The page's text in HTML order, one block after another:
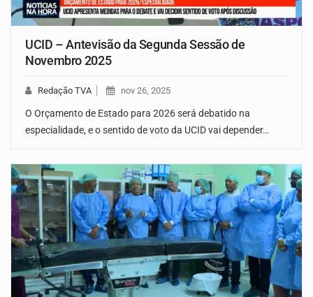
UCID – Antevisão da Segunda Sessão de
Novembro 2025
Redação TVA nov 26, 2025
O Orçamento de Estado para 2026 será debatido na
especialidade, e o sentido de voto da UCID vai depender…